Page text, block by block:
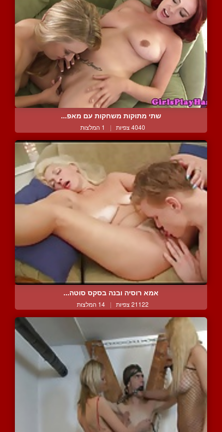
שתי מתוקות משחקות עם מאפ...
4040 צפיות | 1 המלצות
אמא רוסיה ובנה בסקס סוטה...
21122 צפיות | 14 המלצות